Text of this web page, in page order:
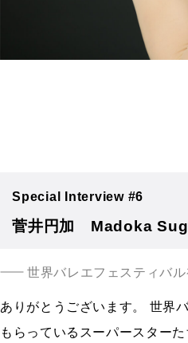
Special Interview #6
菅井円加 Madoka
世界バレエフェスティバ
ありがとうございます。 世界
もらっているスーパースター